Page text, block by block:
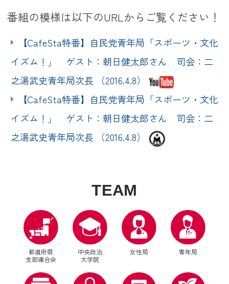
番組の模様は以下のURLからご覧ください！
【CafeSta特番】自民党青年局「スポーツ・文化
イズム！」 ゲスト：朝日健太郎さん 司会：二
之湯武史青年局次長 （2016.4.8）
【CafeSta特番】自民党青年局「スポーツ・文化
イズム！」 ゲスト：朝日健太郎さん 司会：二
之湯武史青年局次長 （2016.4.8）
TEAM
都道府県
支部連合会
中央政治
大学院
女性局 青年局